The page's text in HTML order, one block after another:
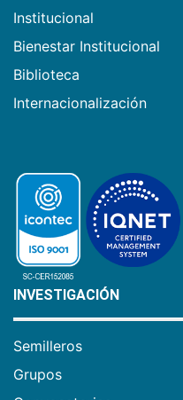
Institucional
Bienestar Institucional
Biblioteca
Internacionalización
INVESTIGACIÓN
Semilleros
Grupos